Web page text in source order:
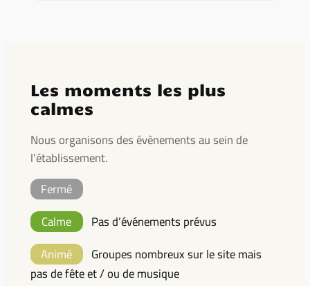
Les moments les plus
calmes
Nous organisons des évènements au sein de
l’établissement.
Fermé
Calme
Pas d’événements prévus
Animé
Groupes nombreux sur le site mais
pas de fête et / ou de musique